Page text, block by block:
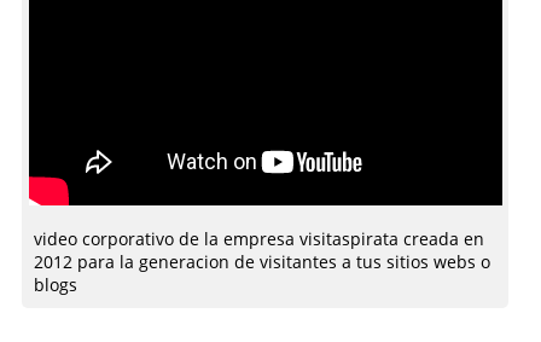
video corporativo de la empresa visitaspirata creada en
2012 para la generacion de visitantes a tus sitios webs o
blogs